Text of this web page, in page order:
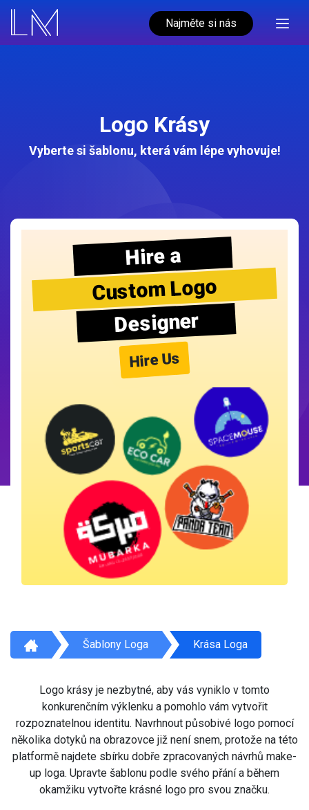
Najměte si nás
Logo Krásy
Vyberte si šablonu, která vám lépe vyhovuje!
Hire a
Custom Logo
Designer
Hire Us
Šablony Loga Krása Loga
Logo krásy je nezbytné, aby vás vyniklo v tomto
konkurenčním výklenku a pomohlo vám vytvořit
rozpoznatelnou identitu. Navrhnout působivé logo pomocí
několika dotyků na obrazovce již není snem, protože na této
platformě najdete sbírku dobře zpracovaných návrhů make-
up loga. Upravte šablonu podle svého přání a během
okamžiku vytvořte krásné logo pro svou značku.